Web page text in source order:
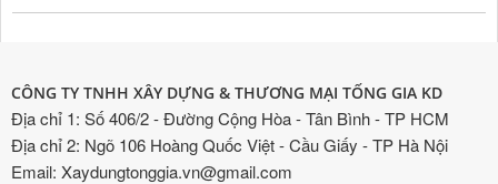
CÔNG TY TNHH XÂY DỰNG & THƯƠNG MẠI TỐNG GIA KD
Địa chỉ 1: Số 406/2 - Đường Cộng Hòa - Tân Bình - TP HCM
Địa chỉ 2: Ngõ 106 Hoàng Quốc Việt - Cầu Giấy - TP Hà Nội
Email: Xaydungtonggia.vn@gmail.com